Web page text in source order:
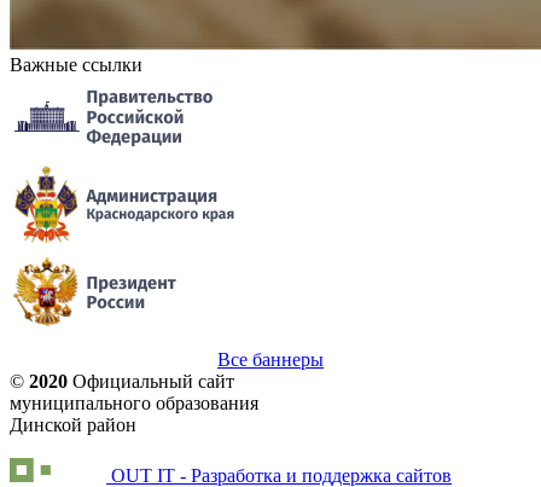
Важные ссылки
Все баннеры
© 2020 Официальный сайт
муниципального образования
Динской район
OUT IT - Разработка и поддержка сайтов